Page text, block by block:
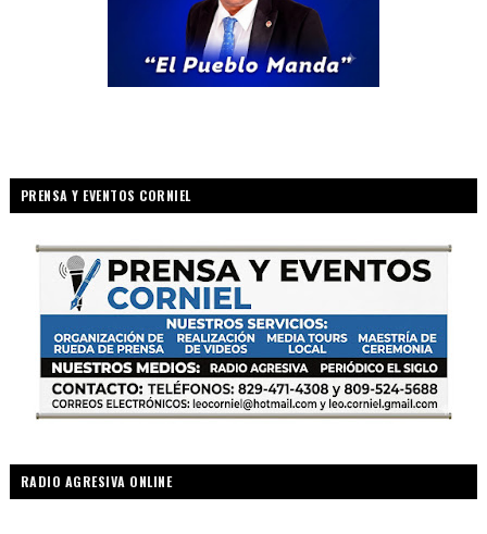
PRENSA Y EVENTOS CORNIEL
RADIO AGRESIVA ONLINE